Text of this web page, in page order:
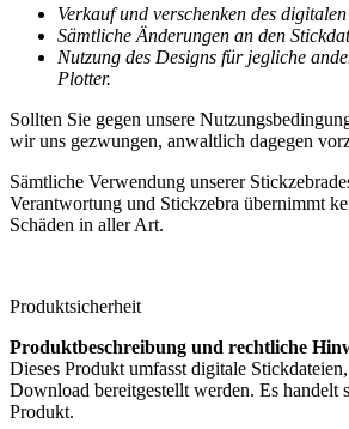
Verkauf und verschenken des
Sämtliche Änderungen an den
Nutzung des Designs für jegliche
Plotter.
Sollten Sie gegen unsere
wir uns gezwungen, anwaltlich dagegen
Sämtliche Verwendung unserer
Verantwortung und Stickzebra übernimmt
Schäden in aller Art.
Produktsicherheit
Produktbeschreibung und rechtliche
Dieses Produkt umfasst digitale
Download bereitgestellt werden. Es handelt
Produkt.